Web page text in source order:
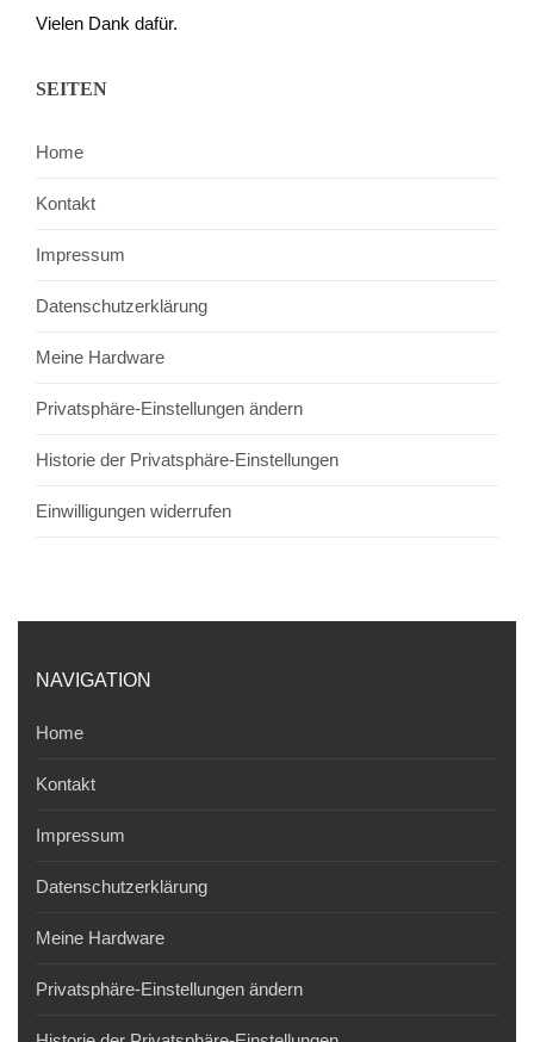
Vielen Dank dafür.
SEITEN
Home
Kontakt
Impressum
Datenschutzerklärung
Meine Hardware
Privatsphäre-Einstellungen ändern
Historie der Privatsphäre-Einstellungen
Einwilligungen widerrufen
NAVIGATION
Home
Kontakt
Impressum
Datenschutzerklärung
Meine Hardware
Privatsphäre-Einstellungen ändern